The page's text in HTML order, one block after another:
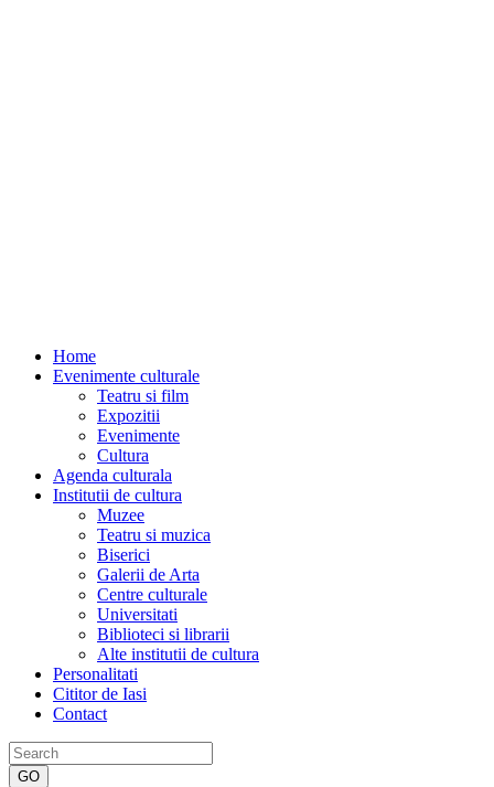
Home
Evenimente culturale
Teatru si film
Expozitii
Evenimente
Cultura
Agenda culturala
Institutii de cultura
Muzee
Teatru si muzica
Biserici
Galerii de Arta
Centre culturale
Universitati
Biblioteci si librarii
Alte institutii de cultura
Personalitati
Cititor de Iasi
Contact